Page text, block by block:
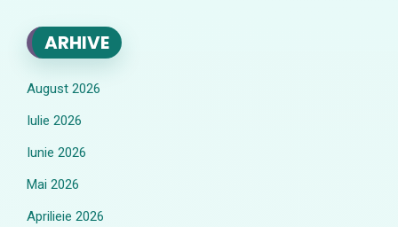
ARHIVE
August 2026
Iulie 2026
Iunie 2026
Mai 2026
Aprilieie 2026